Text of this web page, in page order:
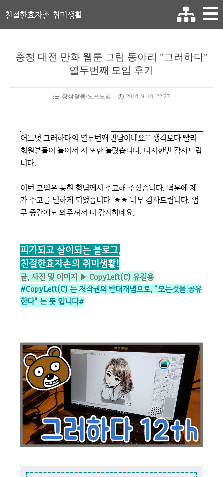
친절한효자손 취미생활
충청 대전 만화 웹툰 그림 동아리 "그러하다"
열두번째 모임 후기
창작활동/오프모임 2016. 9. 10. 22:27
어느덧 그러하다의 열두번째 만남이네요^^ 생각보다 빨리
회원분들이 늘어서 저 또한 놀랐습니다. 다시한번 감사드립
니다.
이번 모임은 동현 형님께서 수고해 주셨습니다. 덕분에 제
가 수고를 덜하게 되었습니다. ㅎㅎ 너무 감사드립니다. 업
무 중간에도 와주셔서 더 감사하네요.
피가되고 살이되는 블로그,
친절한효자손의 취미생활!
글, 사진 및 이미지 ▶ CopyLeft(C) 유길용
#CopyLeft(C) 는 저작권의 반대개념으로, "모든것을 공유
한다" 는 뜻 입니다#